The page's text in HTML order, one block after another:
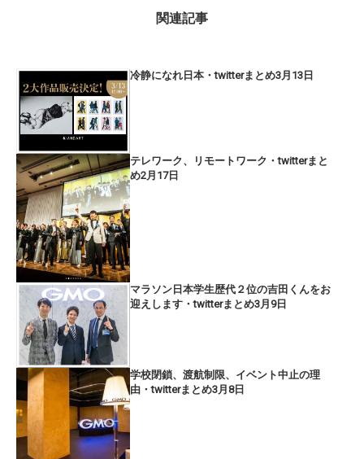
関連記事
冷静になれ日本・twitterまとめ3月13日
テレワーク、リモートワーク・twitterまと
め2月17日
マラソン日本学生歴代２位の吉田くんをお
迎えします・twitterまとめ3月9日
学校閉鎖、渡航制限、イベント中止の理
由・twitterまとめ3月8日